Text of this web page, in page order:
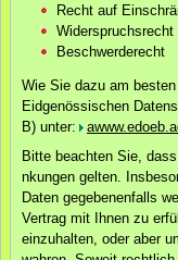
Recht auf
Widerspruchsrecht
Beschwerderecht
Wie Sie dazu am
Eidgenössischen
B) unter:
Bitte beachten Sie,
nkungen gelten.
Daten gegebenenfalls
Vertrag mit Ihnen zu
einzuhalten, oder aber